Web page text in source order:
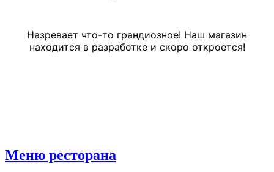
Назревает что-то грандиозное! Наш магазин
находится в разработке и скоро откроется!
Меню ресторана